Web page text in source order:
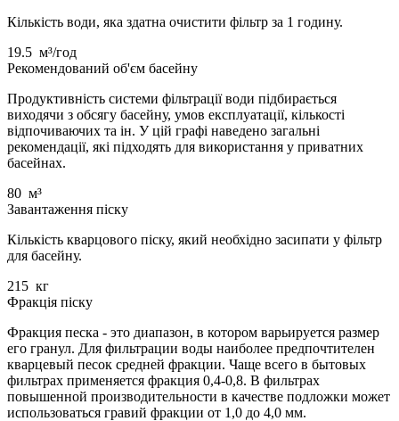
Кількість води, яка здатна очистити фільтр за 1 годину.
19.5 м³/год
Рекомендований об'єм басейну
Продуктивність системи фільтрації води підбирається
виходячи з обсягу басейну, умов експлуатації, кількості
відпочиваючих та ін. У цій графі наведено загальні
рекомендації, які підходять для використання у приватних
басейнах.
80 м³
Завантаження піску
Кількість кварцового піску, який необхідно засипати у фільтр
для басейну.
215 кг
Фракція піску
Фракция песка - это диапазон, в котором варьируется размер
его гранул. Для фильтрации воды наиболее предпочтителен
кварцевый песок средней фракции. Чаще всего в бытовых
фильтрах применяется фракция 0,4-0,8. В фильтрах
повышенной производительности в качестве подложки может
использоваться гравий фракции от 1,0 до 4,0 мм.